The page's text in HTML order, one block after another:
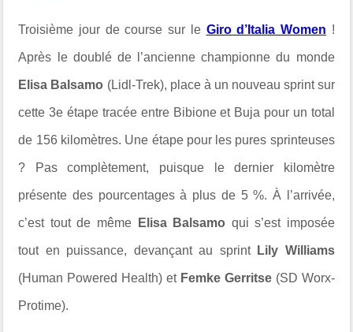
Troisième jour de course sur le Giro d’Italia Women !
Après le doublé de l’ancienne championne du monde
Elisa Balsamo (Lidl-Trek), place à un nouveau sprint sur
cette 3e étape tracée entre Bibioneet Buja pour un total
de 156 kilomètres. Une étape pour les pures sprinteuses
? Pas complètement, puisque le dernier kilomètre
présente des pourcentages à plus de 5 %. À l’arrivée,
c’est tout de même Elisa Balsamo qui s’est imposée
tout en puissance, devançant au sprint Lily Williams
(Human Powered Health) et Femke Gerritse(SD Worx-
Protime).